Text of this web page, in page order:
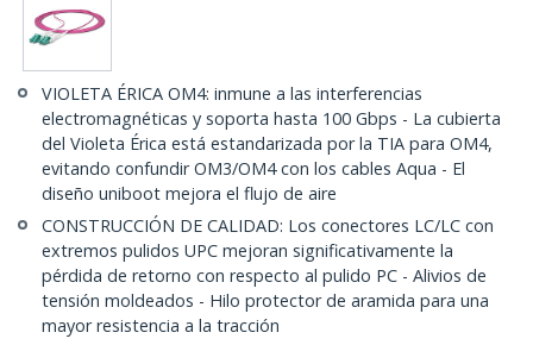
VIOLETA ÉRICA OM4: inmune a las interferencias
electromagnéticas y soporta hasta 100 Gbps - La cubierta
del Violeta Érica está estandarizada por la TIA para OM4,
evitando confundir OM3/OM4 con los cables Aqua - El
diseño uniboot mejora el flujo de aire
CONSTRUCCIÓN DE CALIDAD: Los conectores LC/LC con
extremos pulidos UPC mejoran significativamente la
pérdida de retorno con respecto al pulido PC - Alivios de
tensión moldeados - Hilo protector de aramida para una
mayor resistencia a la tracción